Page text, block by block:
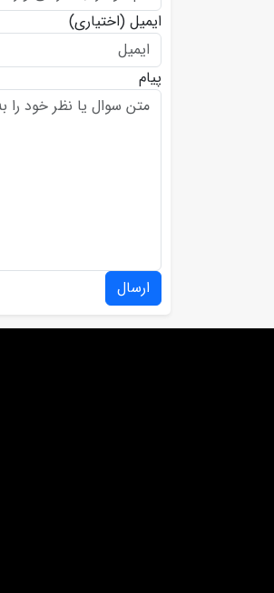
ایمیل (اختیاری)
پیام
ارسال